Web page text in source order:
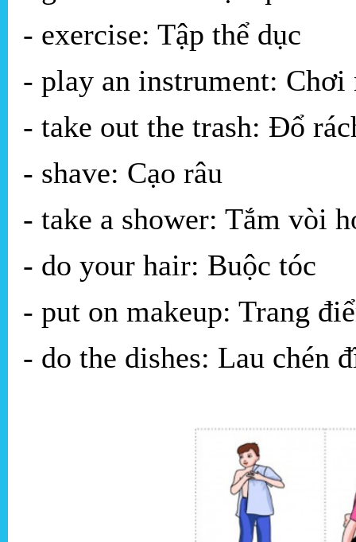
- exercise: Tập thể dục
- play an instrument: Chơi
- take out the trash: Đổ
- shave: Cạo râu
- take a shower: Tắm vòi
- do your hair: Buộc tóc
- put on makeup: Trang
- do the dishes: Lau chén